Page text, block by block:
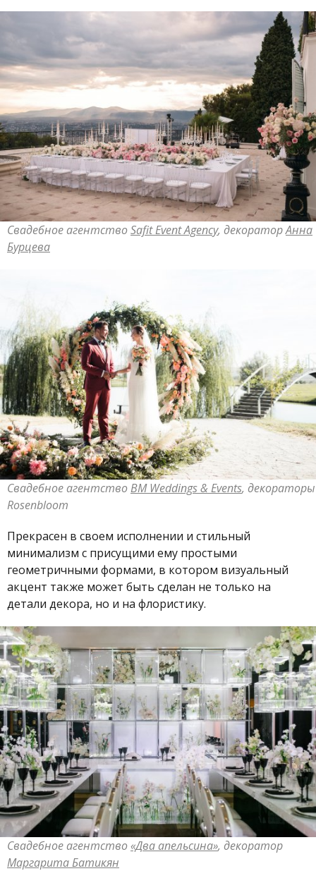
Свадебное агентствоSafit Event Agency, декораторАнна
Бурцева
Свадебное агентствоBM Weddings & Events, декораторы
Rosenbloom
Прекрасен в своем исполнении и стильный
минимализм с присущими ему простыми
геометричными формами, в котором визуальный
акцент также может быть сделан не только на
детали декора, но и на флористику.
Свадебное агентство«Два апельсина», декоратор
Маргарита Батикян